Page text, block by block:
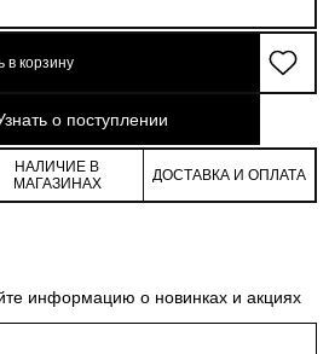
в корзину
о поступлении
Таблица размеров
помогут более точно выбрать подходящий
НАЛИЧИЕ В
МАГАЗИНАХ
ДОСТАВКА И ОПЛАТА
информацию о новинках и акциях